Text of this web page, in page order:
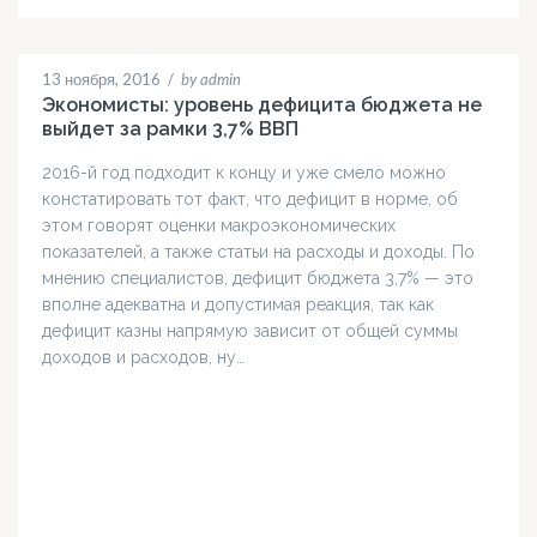
13 ноября, 2016 / by admin
Экономисты: уровень дефицита бюджета не
выйдет за рамки 3,7% ВВП
2016-й год подходит к концу и уже смело можно
констатировать тот факт, что дефицит в норме, об
этом говорят оценки макроэкономических
показателей, а также статьи на расходы и доходы. По
мнению специалистов, дефицит бюджета 3,7% — это
вполне адекватна и допустимая реакция, так как
дефицит казны напрямую зависит от общей суммы
доходов и расходов, ну…